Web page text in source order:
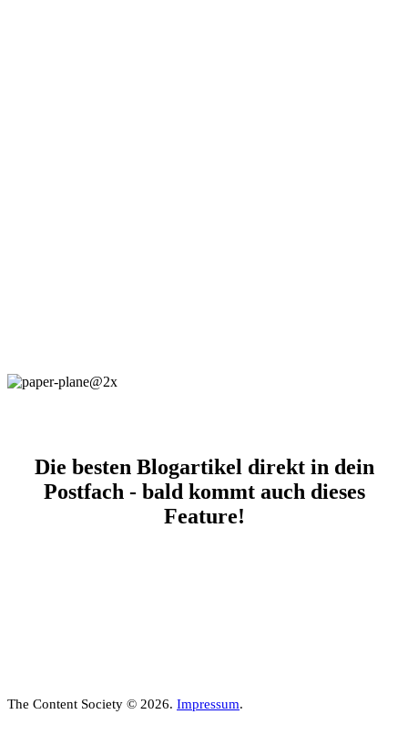
Die besten Blogartikel direkt in dein
Postfach - bald kommt auch dieses
Feature!
The Content Society © 2026. Impressum.